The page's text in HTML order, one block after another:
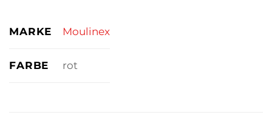
MARKE Moulinex
FARBE rot